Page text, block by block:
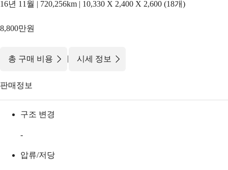
16년 11월 | 720,256km | 10,330 X 2,400 X 2,600 (18개)
8,800만원
총 구매 비용 | 시세 정보
판매정보
구조 변경
-
압류/저당